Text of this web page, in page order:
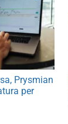
Prysmian
per